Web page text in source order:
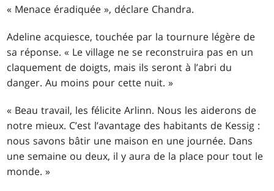
« Menace éradiquée », déclare Chandra.
Adeline acquiesce, touchée par la tournure légère de
sa réponse. « Le village ne se reconstruira pas en un
claquement de doigts, mais ils seront à l’abri du
danger. Au moins pour cette nuit. »
« Beau travail, les félicite Arlinn. Nous les aiderons de
notre mieux. C’est l’avantage des habitants de Kessig :
nous savons bâtir une maison en une journée. Dans
une semaine ou deux, il y aura de la place pour tout le
monde. »